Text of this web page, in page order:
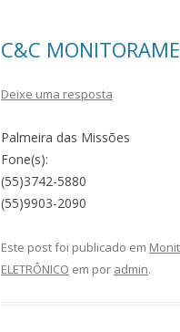
C&C
Deixe uma resposta
Palmeira das Missões
Fone(s):
(55)3742-5880
(55)9903-2090
Este post foi publicado em
ELETRÔNICO em por admin.